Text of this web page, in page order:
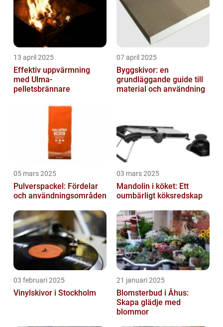
13 april 2025
Effektiv uppvärmning
med Ulma-
pelletsbrännare
07 april 2025
Byggskivor: en
grundläggande guide till
material och användning
05 mars 2025
Pulverspackel: Fördelar
och användningsområden
03 mars 2025
Mandolin i köket: Ett
oumbärligt köksredskap
03 februari 2025
Vinylskivor i Stockholm
21 januari 2025
Blomsterbud i Åhus:
Skapa glädje med
blommor